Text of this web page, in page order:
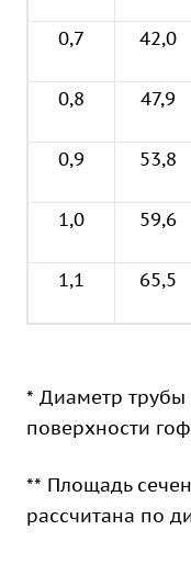
0,7 42,0
0,8 47,9
0,9 53,8
1,0 59,6
1,1 65,5
* Диаметр трубы
поверхности
** Площадь
рассчитана по